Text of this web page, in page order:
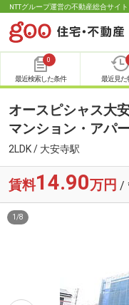
NTTグループ運営の不動産総合サイ
0
最近検索した条件 最近見た
オースピシャス大
マンション・アパ
2LDK / 大安寺駅
賃料14.90万円 /
1 /8